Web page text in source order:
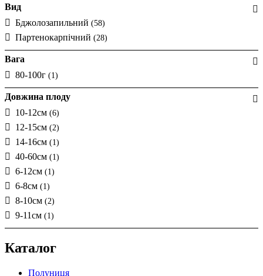
Вид
Бджолозапильний (58)
Партенокарпічний (28)
Вага
80-100г (1)
Довжина плоду
10-12см (6)
12-15см (2)
14-16см (1)
40-60см (1)
6-12см (1)
6-8см (1)
8-10см (2)
9-11см (1)
Каталог
Полуниця